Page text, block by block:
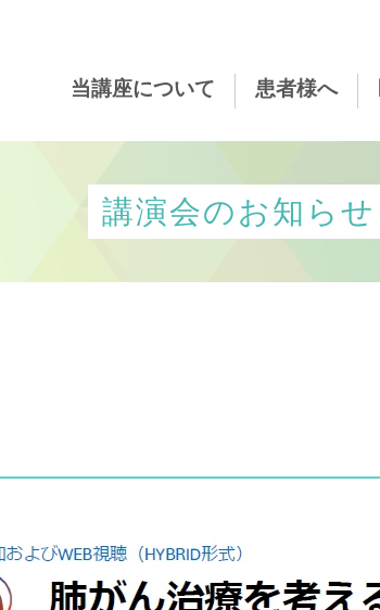
当講座について 患者様へ
講演会のお知らせ